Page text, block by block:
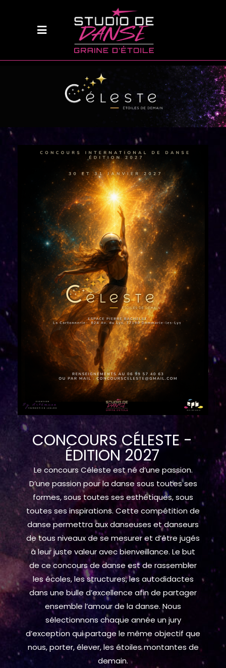
CONCOURS CÉLESTE -
ÉDITION 2027
Le concours Céleste est né d’une passion.
D’une passion pour la danse sous toutes ses
formes, sous toutes ses esthétiques, sous
toutes ses inspirations. Cette compétition de
danse permettra aux danseuses et danseurs
de tous niveaux de se mesurer et d’être jugés
à leur juste valeur avec bienveillance. Le but
de ce concours de danse est de rassembler
les écoles, les structures, les autodidactes
dans une bulle d’excellence afin de partager
ensemble l’amour de la danse. Nous
sélectionnons chaque année un jury
d’exception qui partage le même objectif que
nous, porter, élever, les étoiles montantes de
demain.